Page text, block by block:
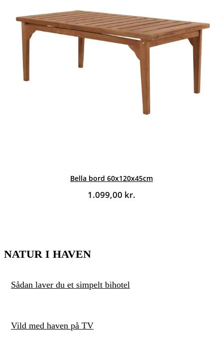
Bella bord 60x120x45cm
1.099,00 kr.
NATUR I HAVEN
Sådan laver du et simpelt bihotel
Vild med haven på TV